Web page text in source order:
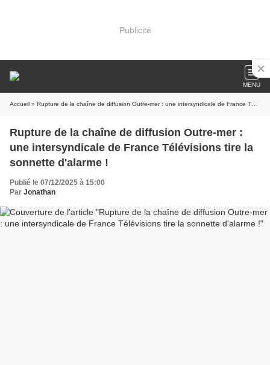
Publicité
MENU
Accueil » Rupture de la chaîne de diffusion Outre-mer : une intersyndicale de France Télévisions tire la sonnette d'alarme !
Rupture de la chaîne de diffusion Outre-mer :
une intersyndicale de France Télévisions tire la
sonnette d'alarme !
Publié le 07/12/2025 à 15:00
Par Jonathan